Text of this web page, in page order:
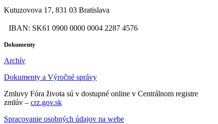
Kutuzovova 17, 831 03 Bratislava
IBAN: SK61 0900 0000 0004 2287 4576
Dokumenty
Archív
Dokumenty a Výročné správy
Zmluvy Fóra života sú v dostupné online v Centrálnom registre
zmlúv – crz.gov.sk
Spracovanie osobných údajov na webe